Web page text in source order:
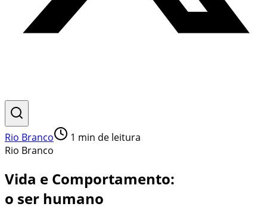
Rio Branco 1 min de leitura
Rio Branco
Vida e Comportamento:
o ser humano